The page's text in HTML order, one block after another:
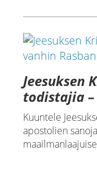
Jeesuksen
todistajia –
Kuuntele
apostolien